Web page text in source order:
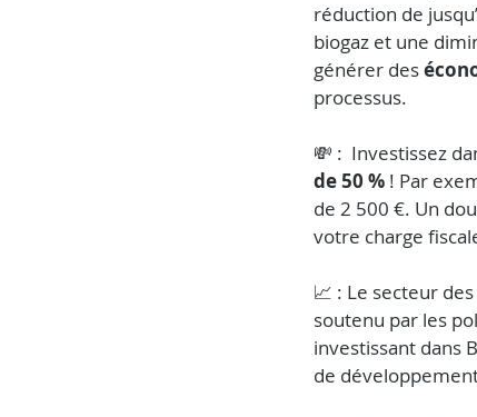
réduction de
biogaz et une
générer des
processus.
💸 :  Investissez
de 50 % ! Par
de 2 500 €. Un
votre charge
📈 : Le secteur des
soutenu par les
investissant dans
de